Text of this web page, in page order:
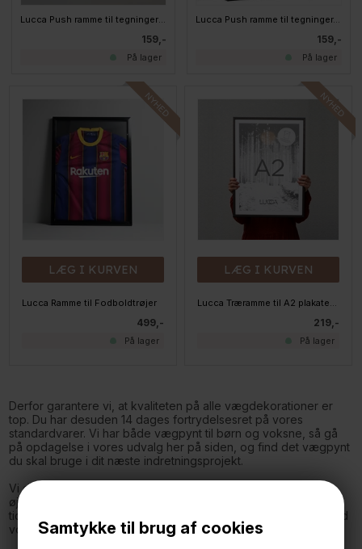
Samtykke til brug af cookies
Lucca Push ramme til tegninger - SLIM - Mat sort
159,-
På lager
Lucca Push ramme til tegninger, SORT
159,-
På lager
LÆG I KURVEN
Lucca Ramme til Fodboldtrøjer
499,-
På lager
LÆG I KURVEN
Lucca Træramme til A2 plakater - Mørkolieret Egetræ
219,-
På lager
Derfor garantere vi, at kvaliteten på alle vægdekorationer er
top. Du har desuden 14 dages fortrydelsesret på vores
standardvarer. Vi har både vægpynt til børn og voksne, så gå
på opdagelse i vores udvalg her på siden, og find det vægpynt
du skal bruge i dit næste indretningsprojekt.
Vi designer hele tiden nye vægdekorationer, så kom endelig
øje med vores udvalg for at du er sikret et godt udvalg hele
tiden hos BOXdeLUX.Vi glæder os til at pryde dine vægge med
vores flotte og sjove plakater, tryk, wallstickers og skilte.